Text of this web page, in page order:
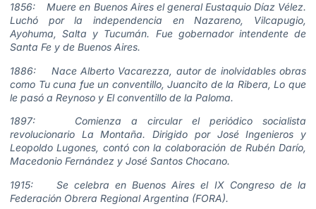
1856: Muere en Buenos Aires el general Eustaquio Díaz Vélez.
Luchó por la independencia en Nazareno, Vilcapugio,
Ayohuma, Salta y Tucumán. Fue gobernador intendente de
Santa Fe y de Buenos Aires.
1886: Nace Alberto Vacarezza, autor de inolvidables obras
como Tu cuna fue un conventillo, Juancito de la Ribera, Lo que
le pasó a Reynoso y El conventillo de la Paloma.
1897: Comienza a circular el periódico socialista
revolucionario La Montaña. Dirigido por José Ingenieros y
Leopoldo Lugones, contó con la colaboración de Rubén Darío,
Macedonio Fernández y José Santos Chocano.
1915: Se celebra en Buenos Aires el IX Congreso de la
Federación Obrera Regional Argentina (FORA).